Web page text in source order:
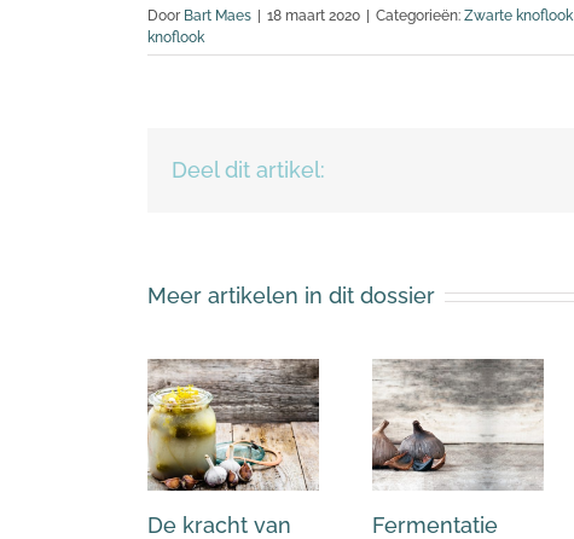
Door Bart Maes 18 maart 2020 Categorieën: Zwarte knoflook
knoflook
Deel dit artikel:
Meer artikelen in dit dossier
De kracht van
Fermentatie